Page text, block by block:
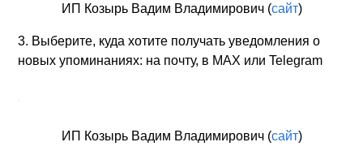
ИП Козырь Вадим Владимирович (сайт)
3. Выберите, куда хотите получать уведомления о
новых упоминаниях: на почту, в MAX или Telegram
ИП Козырь Вадим Владимирович (сайт)